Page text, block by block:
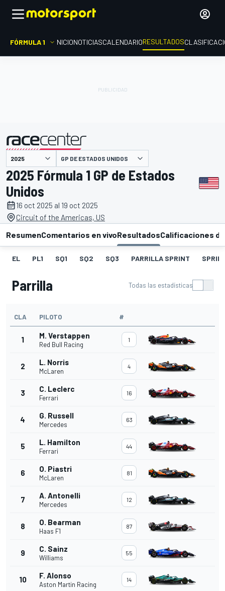
FÓRMULA 1 INICIONOTICIASCALENDARIORESULTADOS
presentado por GP DE ESTADOS UNIDOS
2025 Fórmula 1 GP de Estados
Unidos
16 oct 2025 al 19 oct 2025
Circuit of the Americas, US
ResumenComentarios en vivoResultadosCalificaciones
EL PL1 SQ1 SQ2 SQ3 PARRILLA SPRINT
Parrilla Todas las estadísticas
CLA PILOTO #
1 M. Verstappen
Red Bull Racing
1
2 L. Norris
McLaren
4
3 C. Leclerc
Ferrari
16
4 G. Russell
Mercedes
63
5 L. Hamilton
Ferrari
44
6 O. Piastri
McLaren
81
7 A. Antonelli
Mercedes
12
8 O. Bearman
Haas F1
87
9 C. Sainz
Williams
55
10 F. Alonso
Aston Martin Racing
14